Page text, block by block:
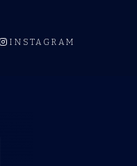
INSTAGRAM